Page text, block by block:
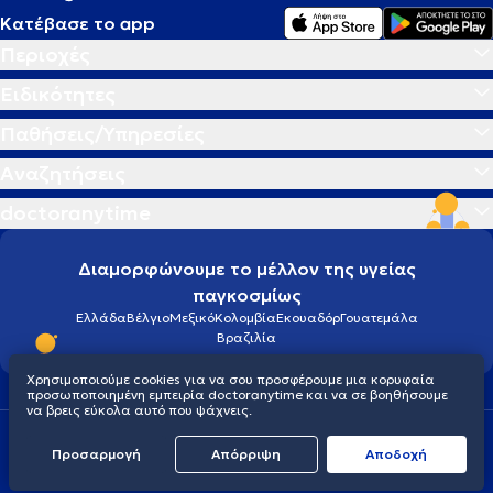
της Εσωτερικής Παθολογίας και της Διαβητολογίας.
Κατέβασε το app
Διαμορφώνουμε το μέλλον της υγείας
παγκοσμίως
ΕλλάδαΒέλγιοΜεξικόΚολομβίαΕκουαδόρΓουατεμάλα
Βραζιλία
Πολιτική προστασίας προσωπικού απορρήτου
© 2026 doctoranytime
Χρησιμοποιούμε cookies για να σου προσφέρουμε μια κορυφαία
προσωποποιημένη εμπειρία doctoranytime και να σε βοηθήσουμε
να βρεις εύκολα αυτό που ψάχνεις.
Προσαρμογή Απόρριψη Aποδοχή